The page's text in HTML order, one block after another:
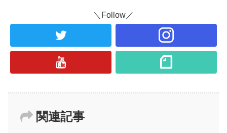
＼Follow／
関連記事